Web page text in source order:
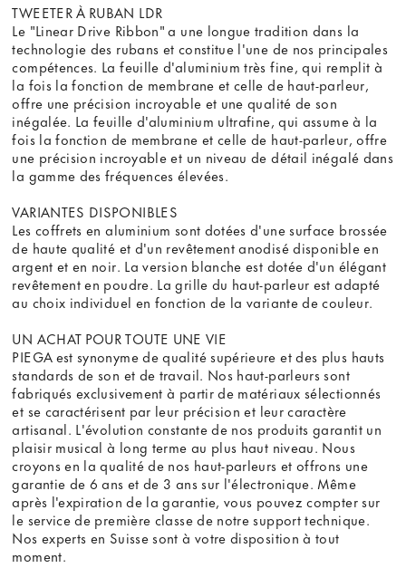
TWEETER À RUBAN LDR
Le "Linear Drive Ribbon" a une longue tradition dans la
technologie des rubans et constitue l'une de nos principales
compétences. La feuille d'aluminium très fine, qui remplit à
la fois la fonction de membrane et celle de haut-parleur,
offre une précision incroyable et une qualité de son
inégalée. La feuille d'aluminium ultrafine, qui assume à la
fois la fonction de membrane et celle de haut-parleur, offre
une précision incroyable et un niveau de détail inégalé dans
la gamme des fréquences élevées.
VARIANTES DISPONIBLES
Les coffrets en aluminium sont dotées d'une surface brossée
de haute qualité et d'un revêtement anodisé disponible en
argent et en noir. La version blanche est dotée d'un élégant
revêtement en poudre. La grille du haut-parleur est adapté
au choix individuel en fonction de la variante de couleur.
UN ACHAT POUR TOUTE UNE VIE
PIEGA est synonyme de qualité supérieure et des plus hauts
standards de son et de travail. Nos haut-parleurs sont
fabriqués exclusivement à partir de matériaux sélectionnés
et se caractérisent par leur précision et leur caractère
artisanal. L'évolution constante de nos produits garantit un
plaisir musical à long terme au plus haut niveau. Nous
croyons en la qualité de nos haut-parleurs et offrons une
garantie de 6 ans et de 3 ans sur l'électronique. Même
après l'expiration de la garantie, vous pouvez compter sur
le service de première classe de notre support technique.
Nos experts en Suisse sont à votre disposition à tout
moment.